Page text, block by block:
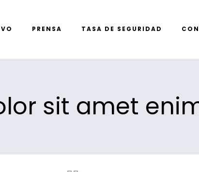
PRENSA TASA DE SEGURIDAD
sit amet